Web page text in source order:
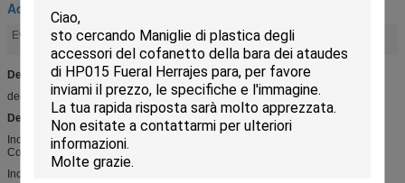
Accessori del cofanetto
Evidenziare: Accessori della bara,hardware del cofanetto
Dettaglio rapido:
decorazione DP023 della bara
Descrizione:
Incrocio di plastica per la bara
Colore: Dorato
Incrocio di plastica DP023